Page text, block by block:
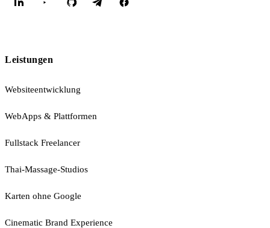
Leistungen
Websiteentwicklung
WebApps & Plattformen
Fullstack Freelancer
Thai-Massage-Studios
Karten ohne Google
Cinematic Brand Experience